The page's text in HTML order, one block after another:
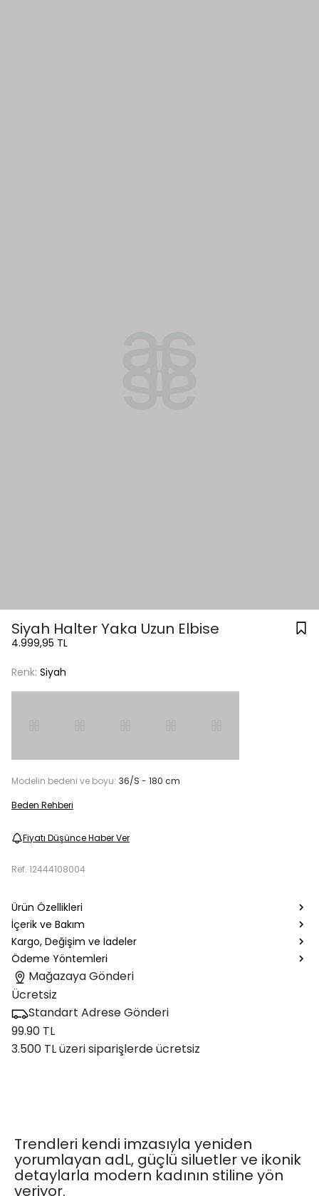
Siyah Halter Yaka Uzun Elbise
4.999,95 TL
Renk: Siyah
Modelin bedeni ve boyu: 36/S - 180 cm
Beden Rehberi
Fiyatı Düşünce Haber Ver
Ref. 12444108004
Ürün Özellikleri
İçerik ve Bakım
Kargo, Değişim ve İadeler
Ödeme Yöntemleri
Mağazaya Gönderi
Ücretsiz
Standart Adrese Gönderi
99.90 TL
3.500 TL üzeri siparişlerde ücretsiz
Trendleri kendi imzasıyla yeniden
yorumlayan adL, güçlü siluetler ve ikonik
detaylarla modern kadının stiline yön
veriyor.